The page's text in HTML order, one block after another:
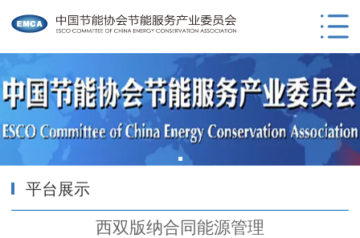
平台展示
西双版纳合同能源管理